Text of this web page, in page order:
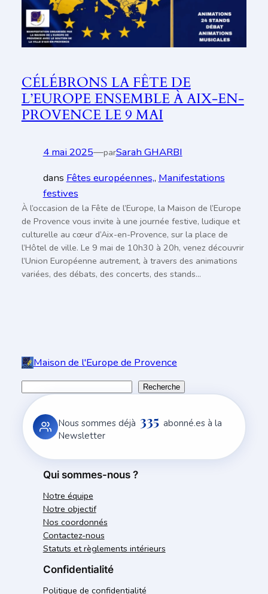
CÉLÉBRONS LA FÊTE DE
L’EUROPE ENSEMBLE À AIX-EN-
PROVENCE LE 9 MAI
4 mai 2025—parSarah GHARBI
dans Fêtes européennes,, Manifestations
festives
À l’occasion de la Fête de l’Europe, la Maison de l’Europe
de Provence vous invite à une journée festive, ludique et
culturelle au cœur d’Aix-en-Provence, sur la place de
l’Hôtel de ville. Le 9 mai de 10h30 à 20h, venez découvrir
l’Union Européenne autrement, à travers des animations
variées, des débats, des concerts, des stands…
Maison de l'Europe de Provence
c
h
Recherche
Nous sommes déjà 335 abonné.es à la
Newsletter
Qui sommes-nous ?
Notre équipe
Notre objectif
Nos coordonnés
Contactez-nous
Statuts et règlements intérieurs
Confidentialité
Politique de confidentialité